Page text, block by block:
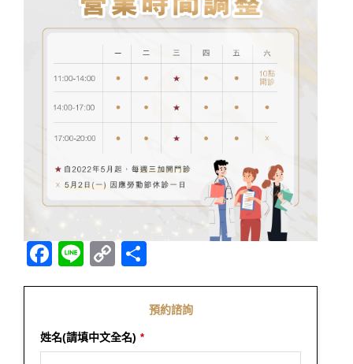
Facebook
LineCopy
Link
享
預約諮詢
姓名(請填中文全名) *